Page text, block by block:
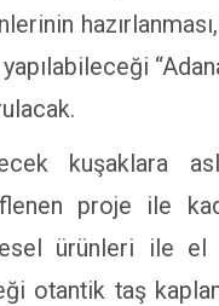
kuşaklara
proje ile
ürünleri ile el
otantik taş